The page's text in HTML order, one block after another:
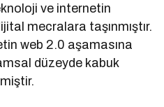
ve internetin
mecralara taşınmıştır.
web 2.0 aşamasına
düzeyde kabuk